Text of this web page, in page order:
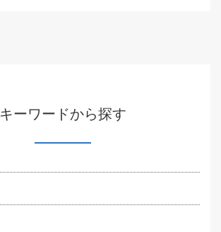
キーワードから探す